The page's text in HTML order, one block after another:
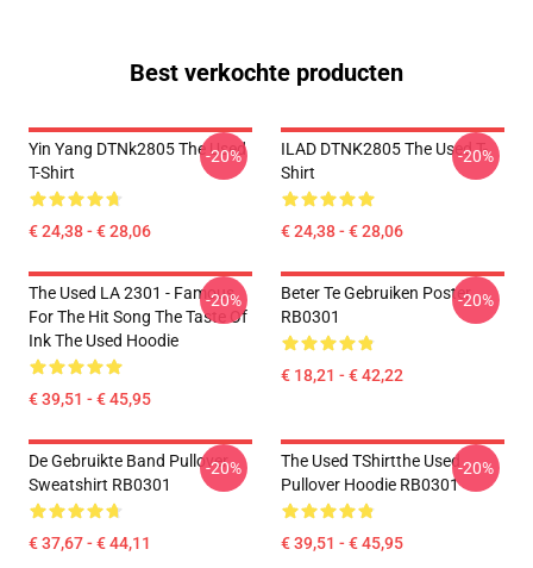
Best verkochte producten
Yin Yang DTNk2805 The Used
T-Shirt
€ 24,38 - € 28,06
-20%
ILAD DTNK2805 The Used T-
Shirt
€ 24,38 - € 28,06
-20%
The Used LA 2301 - Famous
For The Hit Song The Taste Of
Ink The Used Hoodie
€ 39,51 - € 45,95
-20%
Beter Te Gebruiken Poster
RB0301
€ 18,21 - € 42,22
-20%
De Gebruikte Band Pullover
Sweatshirt RB0301
€ 37,67 - € 44,11
-20%
The Used TShirtthe Used
Pullover Hoodie RB0301
€ 39,51 - € 45,95
-20%